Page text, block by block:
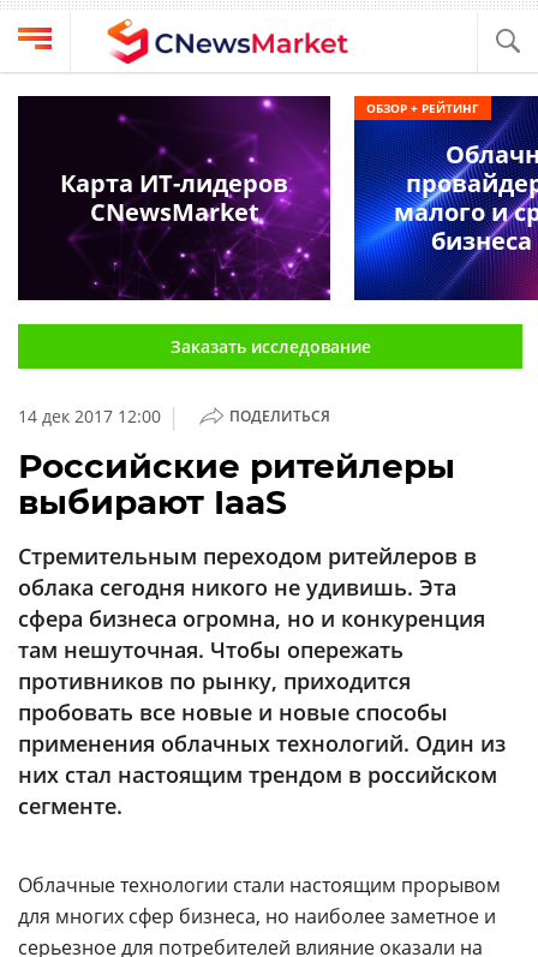
Выбрать
провайдера
Компании
обзоры
О
проекте
CNews
Аналитика
Конференции
Техника
ТВ
Об
Контакты
Max
Telegram
Rutube
CNews
Конференции
Техника
Заказать исследование
14 дек 2017 12:00 | ПОДЕЛИТЬСЯ
Российские ритейлеры
выбирают IaaS
Стремительным переходом ритейлеров в
облака сегодня никого не удивишь. Эта
сфера бизнеса огромна, но и конкуренция
там нешуточная. Чтобы опережать
противников по рынку, приходится
пробовать все новые и новые способы
применения облачных технологий. Один из
них стал настоящим трендом в российском
сегменте.
Облачные технологии стали настоящим прорывом
для многих сфер бизнеса, но наиболее заметное и
серьезное для потребителей влияние оказали на
Карта ИТ-лидеров
CNewsMarket
малого и
бизнеса
ОБЗОР + РЕЙТИНГ